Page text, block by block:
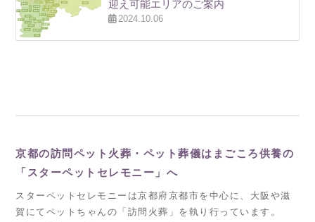
迎え可能エリアのご案内
2024.10.06
京都の訪問ペット火葬・ペット葬儀はまごころ供養の
「スターペットセレモニー」へ
スターペットセレモニーは京都府京都市を中心に、大阪や滋
賀にてペットちゃんの「訪問火葬」を執り行っています。